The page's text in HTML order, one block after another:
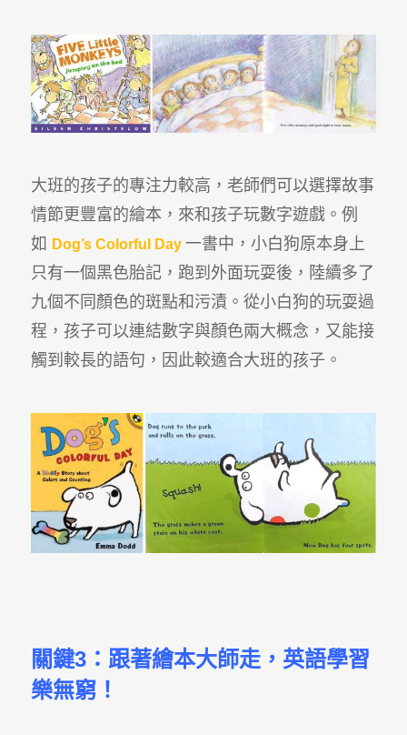
大班的孩子的專注力較高，老師們可以選擇故事
情節更豐富的繪本，來和孩子玩數字遊戲。例
如
Dog’s Colorful Day 一書中，小白狗原本身上
只有一個黑色胎記，跑到外面玩耍後，陸續多了
九個不同顏色的斑點和污漬。從小白狗的玩耍過
程，孩子可以連結數字與顏色兩大概念，又能接
觸到較長的語句，因此較適合大班的孩子。
關鍵3：跟著繪本大師走，英語學習
樂無窮！